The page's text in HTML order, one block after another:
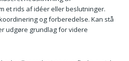
et rids af idéer eller beslutninger.
og forberedelse. Kan stå
udgøre grundlag for videre